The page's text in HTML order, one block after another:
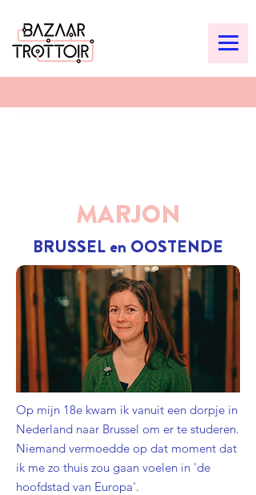
MARJON
BRUSSEL en OOSTENDE
Op mijn 18e kwam ik vanuit een dorpje in
Nederland naar Brussel om er te studeren.
Niemand vermoedde op dat moment dat
ik me zo thuis zou gaan voelen in 'de
hoofdstad van Europa'.